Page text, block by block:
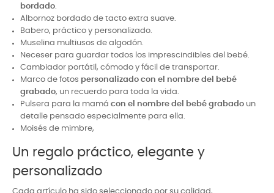
bordado.
Albornoz bordado de tacto extra suave.
Babero, práctico y personalizado.
Muselina multiusos de algodón.
Neceser para guardar todos los imprescindibles del bebé.
Cambiador portátil, cómodo y fácil de transportar.
Marco de fotos personalizado con el nombre del bebé
grabado, un recuerdo para toda la vida.
Pulsera para la mamá con el nombre del bebé grabado un
detalle pensado especialmente para ella.
Moisés de mimbre,
Un regalo práctico, elegante y
personalizado
Cada artículo ha sido seleccionado por su calidad,